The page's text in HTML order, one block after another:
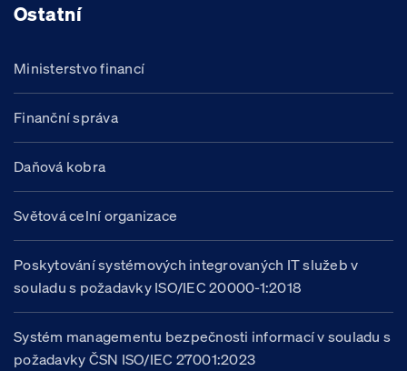
Ostatní
Ministerstvo financí
Finanční správa
Daňová kobra
Světová celní organizace
Poskytování systémových integrovaných IT služeb v
souladu s požadavky ISO/IEC 20000-1:2018
Systém managementu bezpečnosti informací v souladu s
požadavky ČSN ISO/IEC 27001:2023